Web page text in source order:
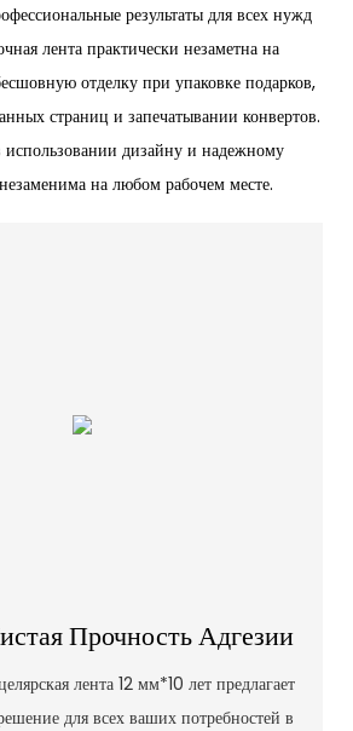
результаты для всех нужд
лента практически незаметна на
отделку при упаковке подарков,
страниц и запечатывании конвертов.
использовании дизайну и надежному
на любом рабочем месте.
Прочность Адгезии
лента 12 мм*10 лет предлагает
для всех ваших потребностей в